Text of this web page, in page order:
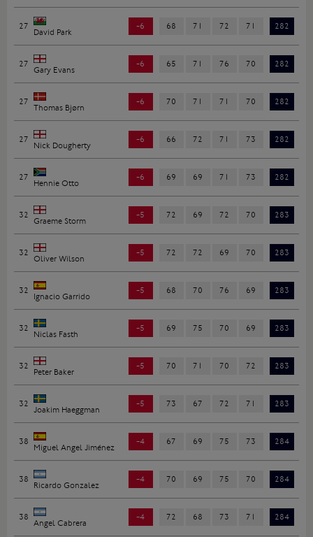
27
David Park
-6 68 71 72 71 282
27
Gary Evans
-6 65 71 76 70 282
27
Thomas Bjørn
-6 70 71 71 70 282
27
Nick Dougherty
-6 66 72 71 73 282
27
Hennie Otto
-6 69 69 71 73 282
32
Graeme Storm
-5 72 69 72 70 283
32
Oliver Wilson
-5 72 72 69 70 283
32
Ignacio Garrido
-5 68 70 76 69 283
32
Niclas Fasth
-5 69 75 70 69 283
32
Peter Baker
-5 70 71 70 72 283
32
Joakim Haeggman
-5 73 67 72 71 283
38
Miguel Angel Jiménez
-4 67 69 75 73 284
38
Ricardo Gonzalez
-4 70 69 75 70 284
38
Angel Cabrera
-4 72 68 73 71 284